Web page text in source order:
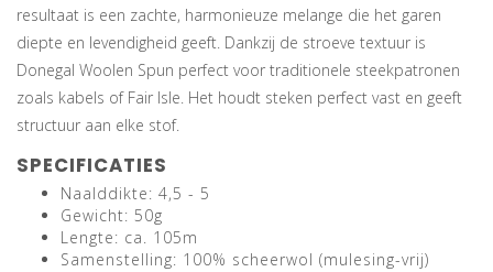
resultaat is een zachte, harmonieuze melange die het garen
diepte en levendigheid geeft. Dankzij de stroeve textuur is
Donegal Woolen Spun perfect voor traditionele steekpatronen
zoals kabels of Fair Isle. Het houdt steken perfect vast en geeft
structuur aan elke stof.
SPECIFICATIES
Naalddikte: 4,5 - 5
Gewicht: 50g
Lengte: ca. 105m
Samenstelling: 100% scheerwol (mulesing-vrij)